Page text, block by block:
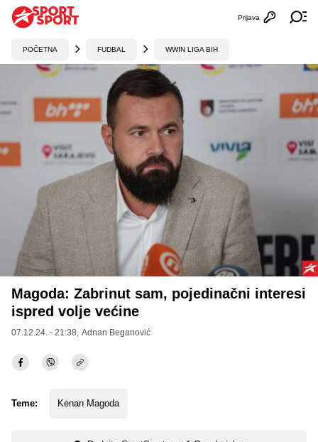
Otvori
Prijava
POČETNA FUDBAL WWIN LIGA BIH
Magoda: Zabrinut sam, pojedinačni interesi
ispred volje većine
07.12.24. - 21:38, Adnan Beganović
Teme: Kenan Magoda